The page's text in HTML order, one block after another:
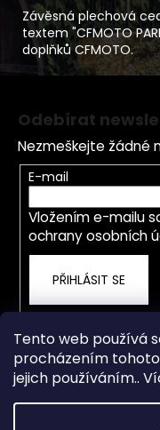
Tento web používá
procházením
jejich používáním..
Závěsná plechová
textem "CFMOTO
doplňků CFMOTO.
Odebírat
Nezmeškejte žádné
E-mail
Vložením e-mailu
ochrany osobních
PŘIHLÁSIT SE